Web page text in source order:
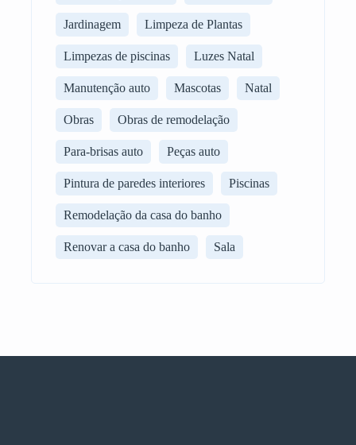
Jardinagem Limpeza de Plantas
Limpezas de piscinas Luzes Natal
Manutenção auto Mascotas Natal
Obras Obras de remodelação
Para-brisas auto Peças auto
Pintura de paredes interiores Piscinas
Remodelação da casa do banho
Renovar a casa do banho Sala